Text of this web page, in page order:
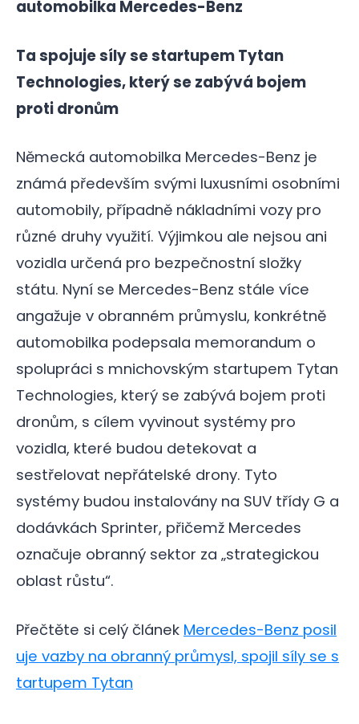
automobilka Mercedes-Benz
Ta spojuje síly se startupem Tytan
Technologies, který se zabývá bojem
proti dronům
Německá automobilka Mercedes-Benz je
známá především svými luxusními osobními
automobily, případně nákladními vozy pro
různé druhy využití. Výjimkou ale nejsou ani
vozidla určená pro bezpečnostní složky
státu. Nyní se Mercedes-Benz stále více
angažuje v obranném průmyslu, konkrétně
automobilka podepsala memorandum o
spolupráci s mnichovským startupem Tytan
Technologies, který se zabývá bojem proti
dronům, s cílem vyvinout systémy pro
vozidla, které budou detekovat a
sestřelovat nepřátelské drony. Tyto
systémy budou instalovány na SUV třídy G a
dodávkách Sprinter, přičemž Mercedes
označuje obranný sektor za „strategickou
oblast růstu“.
Přečtěte si celý článek Mercedes-Benz posil
uje vazby na obranný průmysl, spojil síly se s
tartupem Tytan